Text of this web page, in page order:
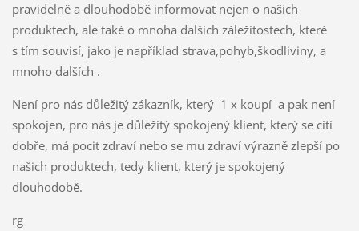
pravidelně a dlouhodobě informovat nejen o našich
produktech, ale také o mnoha dalších záležitostech, které
s tím souvisí, jako je například strava,pohyb,škodliviny, a
mnoho dalších .
Není pro nás důležitý zákazník, který 1 x koupí a pak není
spokojen, pro nás je důležitý spokojený klient, který se cítí
dobře, má pocit zdraví nebo se mu zdraví výrazně zlepší po
našich produktech, tedy klient, který je spokojený
dlouhodobě.
rg